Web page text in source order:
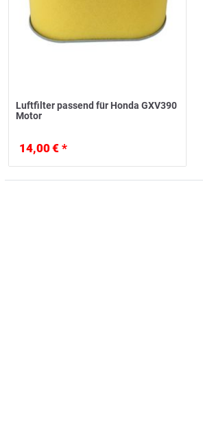
Luftfilter passend für Honda GXV390
Motor
14,00 € *